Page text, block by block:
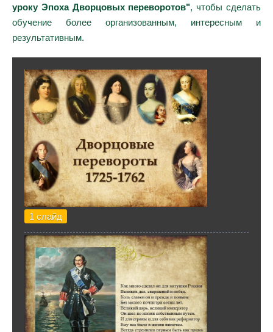
уроку Эпоха Дворцовых переворотов", чтобы сделать
обучение более организованным, интересным и
результативным.
1 слайд